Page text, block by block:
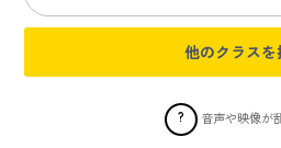
特定商取引にかかわる表
プライバシーポリシー
他のクラスを
? 音声や映像が